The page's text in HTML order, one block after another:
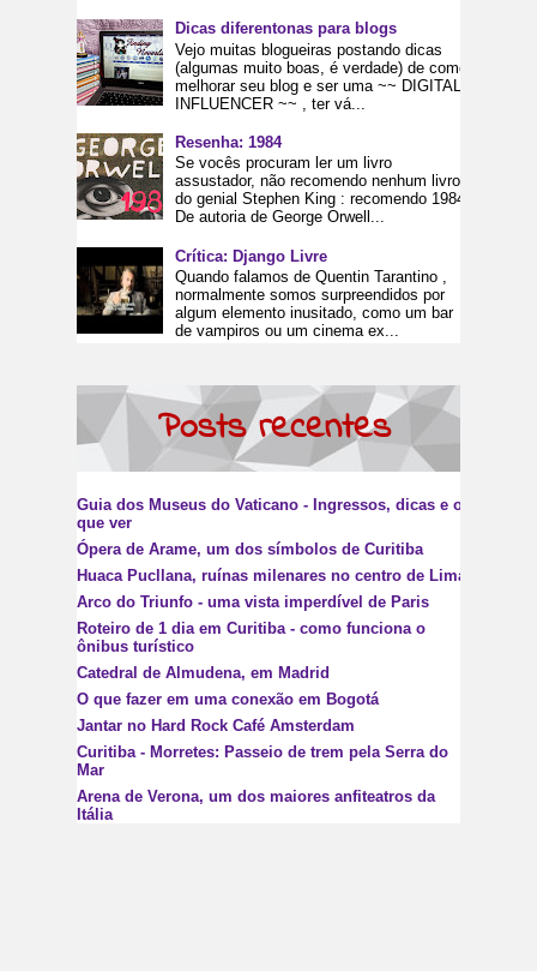
Dicas diferentonas para blogs
Vejo muitas blogueiras postando dicas
(algumas muito boas, é verdade) de como
melhorar seu blog e ser uma ~~ DIGITAL
INFLUENCER ~~ , ter vá...
Resenha: 1984
Se vocês procuram ler um livro
assustador, não recomendo nenhum livro
do genial Stephen King : recomendo 1984.
De autoria de George Orwell...
Crítica: Django Livre
Quando falamos de Quentin Tarantino ,
normalmente somos surpreendidos por
algum elemento inusitado, como um bar
de vampiros ou um cinema ex...
Posts recentes
Guia dos Museus do Vaticano - Ingressos, dicas e o
que ver
Ópera de Arame, um dos símbolos de Curitiba
Huaca Pucllana, ruínas milenares no centro de Lima
Arco do Triunfo - uma vista imperdível de Paris
Roteiro de 1 dia em Curitiba - como funciona o
ônibus turístico
Catedral de Almudena, em Madrid
O que fazer em uma conexão em Bogotá
Jantar no Hard Rock Café Amsterdam
Curitiba - Morretes: Passeio de trem pela Serra do
Mar
Arena de Verona, um dos maiores anfiteatros da
Itália